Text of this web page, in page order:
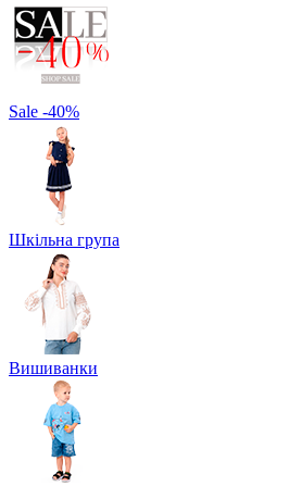
Sale -40%
Шкільна група
Вишиванки